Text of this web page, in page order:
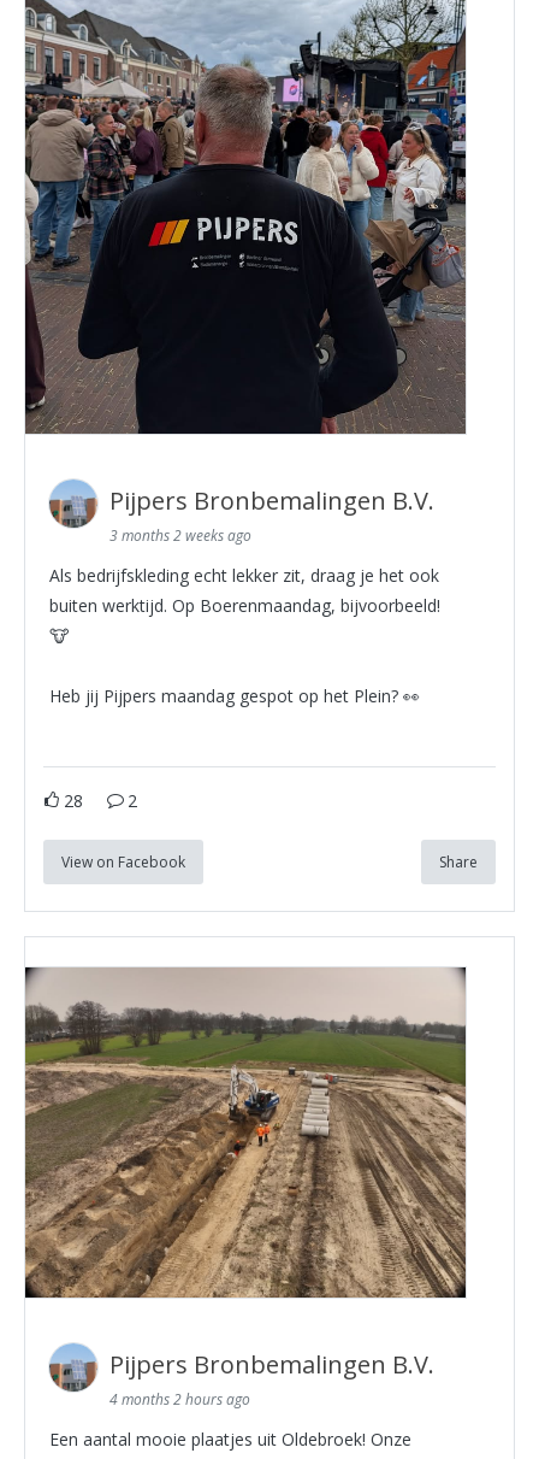
Pijpers Bronbemalingen B.V.
3 months 2 weeks ago
Als bedrijfskleding echt lekker zit, draag je het ook
buiten werktijd. Op Boerenmaandag, bijvoorbeeld!
🐮
Heb jij Pijpers maandag gespot op het Plein? 👀
28 2
View on Facebook Share
Pijpers Bronbemalingen B.V.
4 months 2 hours ago
Een aantal mooie plaatjes uit Oldebroek! Onze